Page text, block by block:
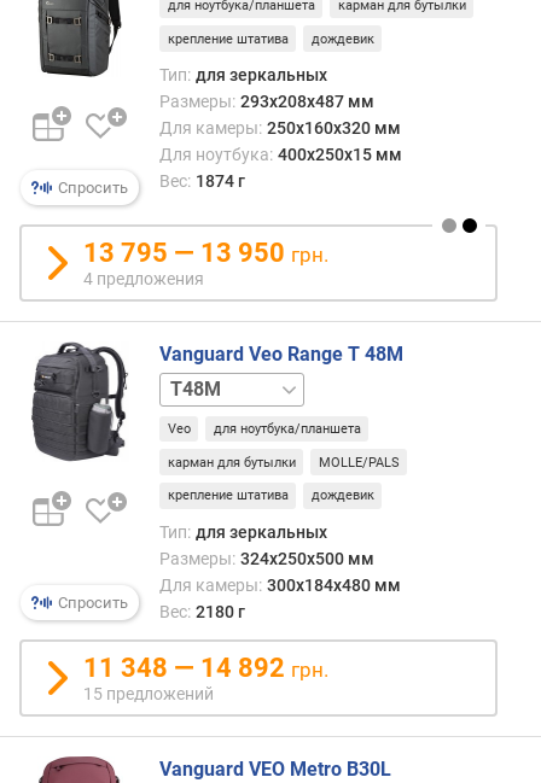
и
е
т
в
п
р
д
ж
е
н
и
в
г
)
т
и
п
Спросить
для ноутбука/планшета карман для бутылки
крепление штатива дождевик
Тип: для зеркальных
Размеры: 293x208x487 мм
Для камеры: 250x160x320 мм
Для ноутбука: 400x250x15 мм
Вес: 1874 г
13 795 — 13 950 грн.
4 предложения
Спросить
Vanguard Veo Range T 48M
T37M
Veo для ноутбука/планшета
карман для бутылки MOLLE/PALS
крепление штатива дождевик
Тип: для зеркальных
Размеры: 324x250x500 мм
Для камеры: 300x184x480 мм
Вес: 2180 г
11 348 — 14 892 грн.
15 предложений
Vanguard VEO Metro B30L